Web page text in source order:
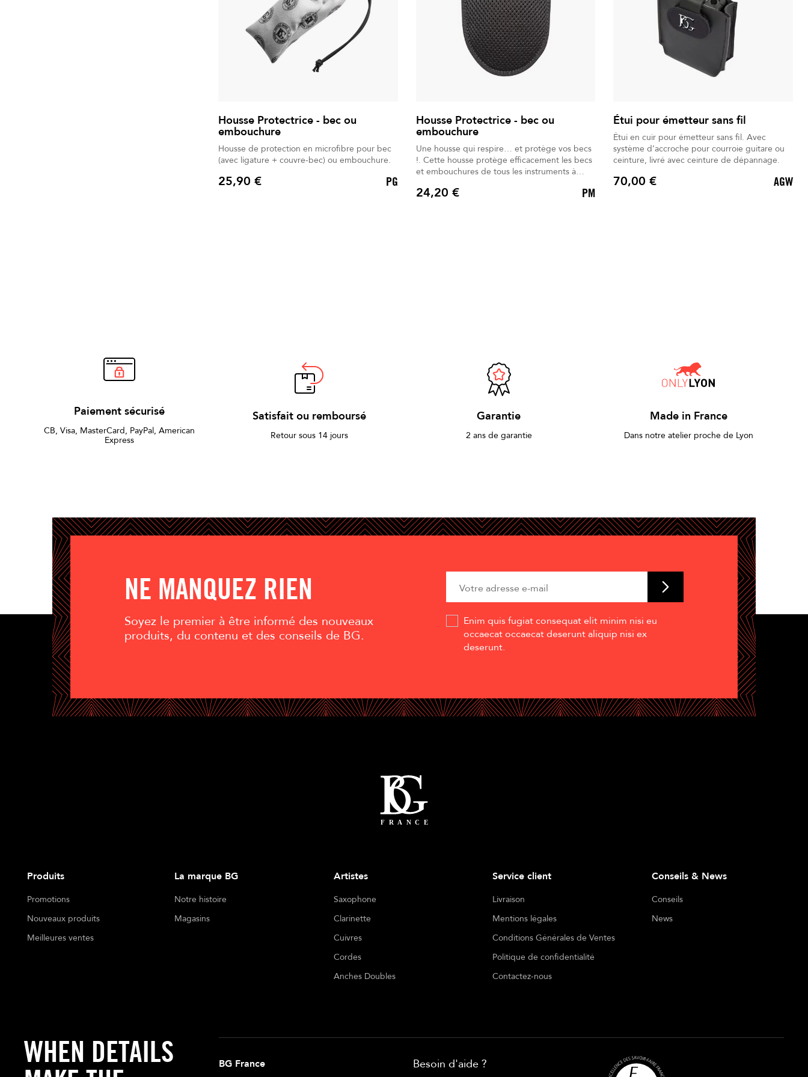
Housse Protectrice - bec ou
embouchure
Housse de protection en microfibre pour bec
(avec ligature + couvre-bec) ou embouchure.
Prix
25,90 € PG
Housse Protectrice - bec ou
embouchure
Une housse qui respire… et protège vos becs
!. Cette housse protège efficacement les becs
et embouchures de tous les instruments à
son tout en évacuant l’humidité. La fermeture
Prix
24,20 € PM
Étui pour émetteur sans fil
Étui en cuir pour émetteur sans fil. Avec
système d’accroche pour courroie guitare ou
ceinture, livré avec ceinture de dépannage.
Prix
70,00 € AGW
Paiement sécurisé
CB, Visa, MasterCard, PayPal, American
Express
Satisfait ou remboursé
Retour sous 14 jours
Garantie
2 ans de garantie
Made in France
Dans notre atelier proche de Lyon
NE MANQUEZ RIEN
Soyez le premier à être informé des nouveaux
produits, du contenu et des conseils de BG.
Enim quis fugiat consequat elit minim nisi eu
occaecat occaecat deserunt aliquip nisi ex
deserunt.
Produits
Promotions
Nouveaux produits
Meilleures ventes
La marque BG
Notre histoire
Magasins
Artistes
Saxophone
Clarinette
Cuivres
Cordes
Anches Doubles
Service client
Livraison
Mentions légales
Conditions Générales de Ventes
Politique de confidentialité
Contactez-nous
Conseils & News
Conseils
News
WHEN DETAILS
BG France Besoin d'aide ?